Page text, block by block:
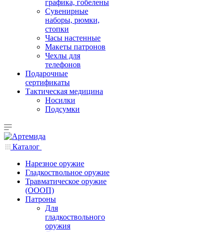
графика, гобелены
Сувенирные
наборы, рюмки,
стопки
Часы настенные
Макеты патронов
Чехлы для
телефонов
Подарочные
сертификаты
Тактическая медицина
Носилки
Подсумки
Каталог
Нарезное оружие
Гладкоствольное оружие
Травматическое оружие
(ОООП)
Патроны
Для
гладкоствольного
оружия